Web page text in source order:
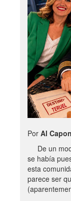
Por Al
De un
se había
esta
parece ser